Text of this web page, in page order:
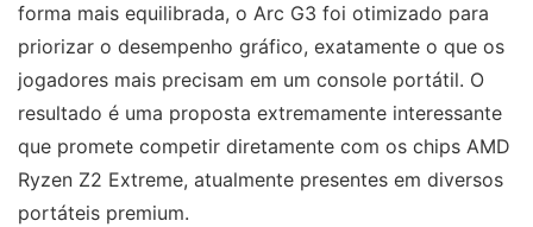
forma mais equilibrada, o Arc G3 foi otimizado para
priorizar o desempenho gráfico, exatamente o que os
jogadores mais precisam em um console portátil. O
resultado é uma proposta extremamente interessante
que promete competir diretamente com os chips AMD
Ryzen Z2 Extreme, atualmente presentes em diversos
portáteis premium.